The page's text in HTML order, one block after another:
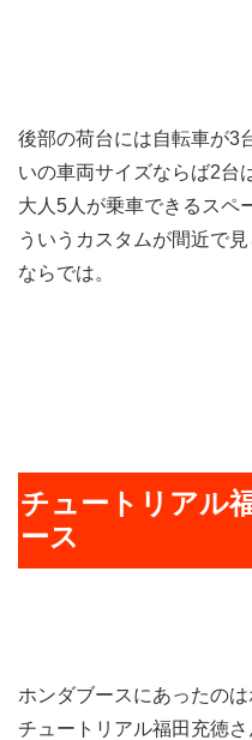
後部の荷台には自転車が3
いの車両サイズならば2台
大人5人が乗車できるスペ
ういうカスタムが間近で
ならでは。
チュートリアル
ース
ホンダブースにあったの
チュートリアル福田充徳